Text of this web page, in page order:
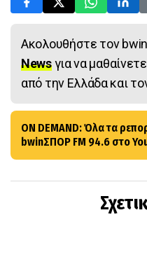
Ακολουθήστε τον
Newsγια να
από την Ελλάδα και
ON DEMAND: Όλα τα
bwinΣΠΟΡ FM 94.6 στο